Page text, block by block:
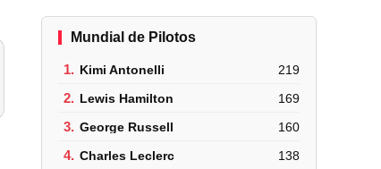
Mundial de Pilotos
1. Kimi Antonelli 219
2. Lewis Hamilton 169
3. George Russell 160
4. Charles Leclerc 138